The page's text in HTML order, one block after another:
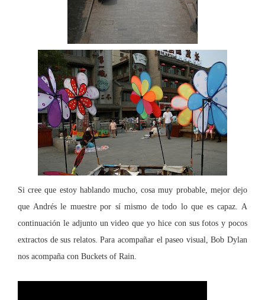
Si cree que estoy hablando mucho, cosa muy probable, mejor dejo
que Andrés le muestre por sí mismo de todo lo que es capaz. A
continuación le adjunto un video que yo hice con sus fotos y pocos
extractos de sus relatos. Para acompañar el paseo visual, Bob Dylan
nos acompaña con Buckets of Rain.